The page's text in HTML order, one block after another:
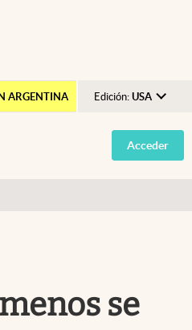
ARGENTINA Edición: USA
Argentina
España
Acceder
se